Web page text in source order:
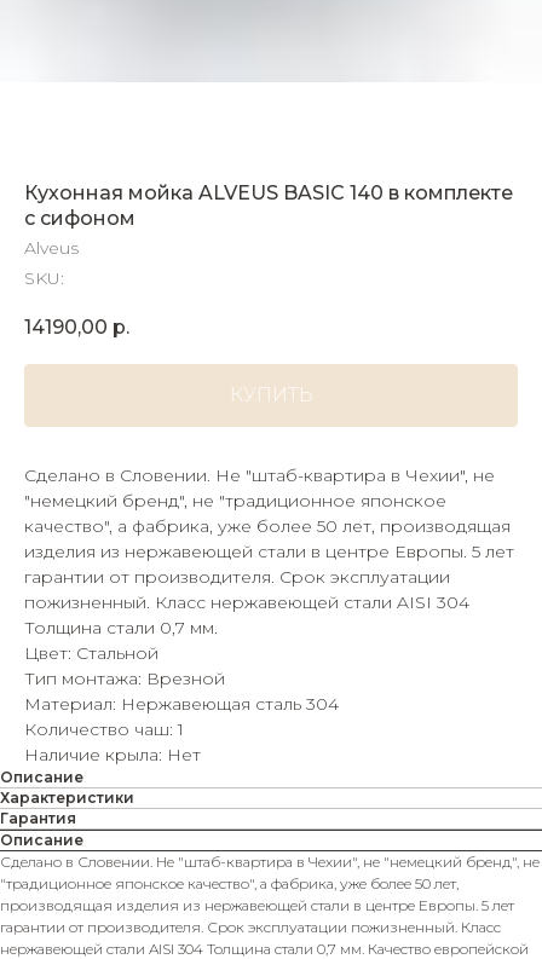
Кухонная мойка ALVEUS BASIC 140 в комплекте
с сифоном
Alveus
SKU:
14190,00 р.
КУПИТЬ
Сделано в Словении. Не "штаб-квартира в Чехии", не
"немецкий бренд", не "традиционное японское
качество", а фабрика, уже более 50 лет, производящая
изделия из нержавеющей стали в центре Европы. 5 лет
гарантии от производителя. Срок эксплуатации
пожизненный. Класс нержавеющей стали AISI 304
Толщина стали 0,7 мм.
Цвет: Стальной
Тип монтажа: Врезной
Материал: Нержавеющая сталь 304
Количество чаш: 1
Наличие крыла: Нет
Описание
Характеристики
Гарантия
Описание
Сделано в Словении. Не "штаб-квартира в Чехии", не "немецкий бренд", не
"традиционное японское качество", а фабрика, уже более 50 лет,
производящая изделия из нержавеющей стали в центре Европы. 5 лет
гарантии от производителя. Срок эксплуатации пожизненный. Класс
нержавеющей стали AISI 304 Толщина стали 0,7 мм. Качество европейской